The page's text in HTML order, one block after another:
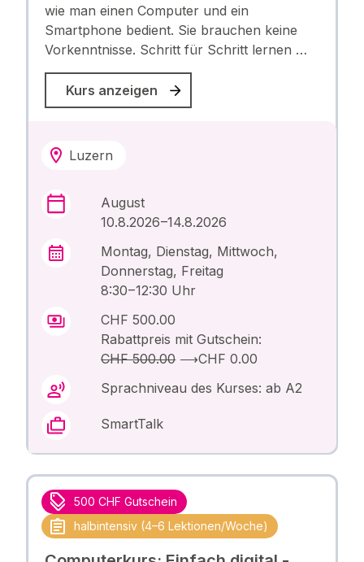
wie man einen Computer und ein
Smartphone bedient. Sie brauchen keine
Vorkenntnisse. Schritt für Schritt lernen …
Kurs anzeigen
Luzern
August
10.8.2026 –14.8.2026
Montag, Dienstag, Mittwoch,
Donnerstag, Freitag
8:30 – 12:30 Uhr
CHF 500.00
Rabattpreis mit Gutschein:
CHF 500.00⟶CHF 0.00
Sprachniveau des Kurses: ab A2
SmartTalk
500 CHF Gutschein
halbintensiv (4–6 Lektionen/Woche)